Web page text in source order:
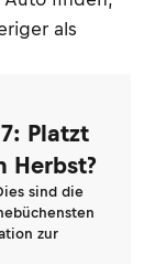
als
Platzt
Herbst?
sind die
zur